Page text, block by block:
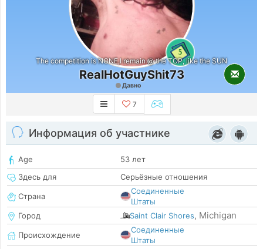
5
The competition is NONE,I remain @ the TOP, like the SUN
RealHotGuyShit73
Давно
7
Информация об участнике
Age
53 лет
Здесь для
Серьёзные отношения
Страна
Соединенные
Штаты
Город
Saint Clair Shores, Michigan
Происхождение
Соединенные
Штаты